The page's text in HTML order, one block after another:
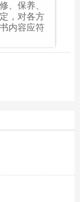
、保养、
，对各方
内容应符